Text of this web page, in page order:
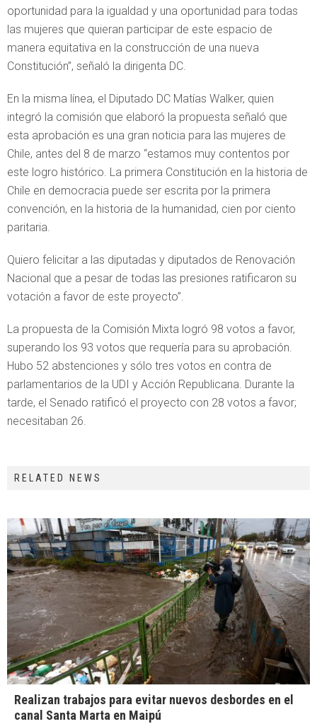
oportunidad para la igualdad y una oportunidad para todas
las mujeres que quieran participar de este espacio de
manera equitativa en la construcción de una nueva
Constitución”, señaló la dirigenta DC.
En la misma línea, el Diputado DC Matías Walker, quien
integró la comisión que elaboró la propuesta señaló que
esta aprobación es una gran noticia para las mujeres de
Chile, antes del 8 de marzo “estamos muy contentos por
este logro histórico. La primera Constitución en la historia de
Chile en democracia puede ser escrita por la primera
convención, en la historia de la humanidad, cien por ciento
paritaria.
Quiero felicitar a las diputadas y diputados de Renovación
Nacional que a pesar de todas las presiones ratificaron su
votación a favor de este proyecto”.
La propuesta de la Comisión Mixta logró 98 votos a favor,
superando los 93 votos que requería para su aprobación.
Hubo 52 abstenciones y sólo tres votos en contra de
parlamentarios de la UDI y Acción Republicana. Durante la
tarde, el Senado ratificó el proyecto con 28 votos a favor;
necesitaban 26.
RELATED NEWS
Realizan trabajos para evitar nuevos desbordes en el
canal Santa Marta en Maipú